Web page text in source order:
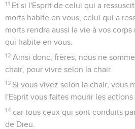
11 Et si l'Esprit de celui qui a
morts habite en vous, celui qui a
morts rendra aussi la vie à vos
qui habite en vous.
12 Ainsi donc, frères, nous ne
chair, pour vivre selon la chair.
13 Si vous vivez selon la chair, vous
l'Esprit vous faites mourir les actions
14 car tous ceux qui sont conduits
de Dieu.